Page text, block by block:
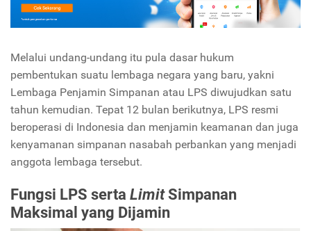
Melalui undang-undang itu pula dasar hukum
pembentukan suatu lembaga negara yang baru, yakni
Lembaga Penjamin Simpanan atau LPS diwujudkan satu
tahun kemudian. Tepat 12 bulan berikutnya, LPS resmi
beroperasi di Indonesia dan menjamin keamanan dan juga
kenyamanan simpanan nasabah perbankan yang menjadi
anggota lembaga tersebut.
Fungsi LPS serta LimitSimpanan
Maksimal yang Dijamin